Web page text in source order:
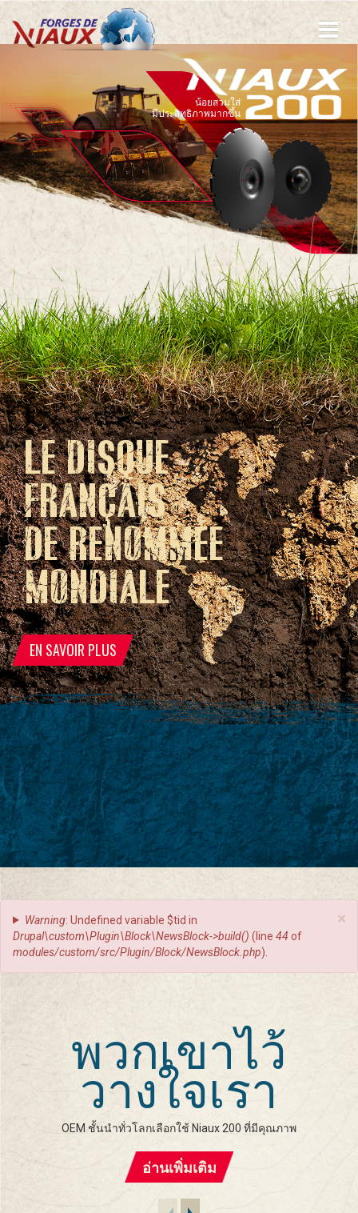
ไป
น้อยสวมใส่
มีประสิทธิภาพมากขึ้น
LE DISQUE
FRANÇAIS
DE RENOMMÉE
MONDIALE
EN SAVOIR PLUS
×
ข้อความ
ผิด
พลาด
Warning: Undefined variable $tid in
Drupal\custom\Plugin\Block\NewsBlock->build() (line 44 of
modules/custom/src/Plugin/Block/NewsBlock.php).
พวกเขาไว้
วางใจเรา
OEM ชั้นนำทั่วโลกเลือกใช้ Niaux 200 ที่มีคุณภาพ
อ่านเพิ่มเติม